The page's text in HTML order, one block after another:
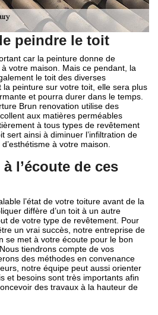
peindre le toit
car la peinture donne de
votre maison. Mais ce pendant, la
le toit des diverses
la peinture sur votre toit, elle sera plus
et pourra durer dans le temps.
Brun renovation utilise des
aux matières perméables
à tous types de revêtement
sert ainsi à diminuer l’infiltration de
à votre maison.
l’écoute de ces
l’état de votre toiture avant de la
diffère d’un toit à un autre
de votre type de revêtement. Pour
un vrai succès, notre entreprise de
se met à votre écoute pour le bon
tiendrons compte de vos
des méthodes en convenance
notre équipe peut aussi orienter
et besoins sont très importants afin
des travaux à la hauteur de